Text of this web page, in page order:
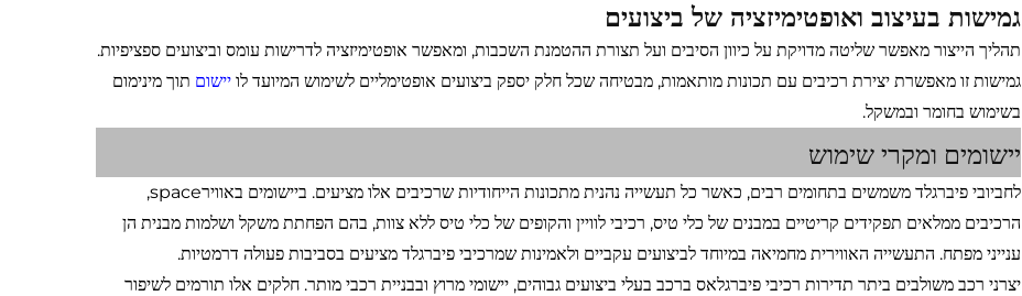
גמישות בעיצוב ואופטימיזציה של ביצועים
תהליך הייצור מאפשר שליטה מדויקת על כיוון הסיבים ועל תצורת ההטמנת השכבות, ומאפשר אופטימיזציה לדרישות עומס וביצועים ספציפיות.
גמישות זו מאפשרת יצירת רכיבים עם תכונות מותאמות, מבטיחה שכל חלק יספק ביצועים אופטימליים לשימוש המיועד לו יישום תוך מינימום
בשימוש בחומר ובמשקל.
יישומים ומקרי שימוש
לחביובי פיברגלד משמשים בתחומים רבים, כאשר כל תעשייה נהנית מתכונות הייחודיות שרכיבים אלו מציעים. ביישומים באווירspace,
הרכיבים ממלאים תפקידים קריטיים במבנים של כלי טיס, רכיבי לוויין והקופים של כלי טיס ללא צוות, בהם הפחתת משקל ושלמות מבנית הן
ענייני מפתח. התעשייה האווירית מחמיאה במיוחד לביצועים עקביים ולאמינות שמרכיבי פיברגלד מציעים בסביבות פעולה דרמטיות.
יצרני רכב משולבים ביתר תדירות רכיבי פיברגלאס ברכב בעלי ביצועים גבוהים, יישומי מרוץ ובבניית רכבי מותר. חלקים אלו תורמים לשיפור